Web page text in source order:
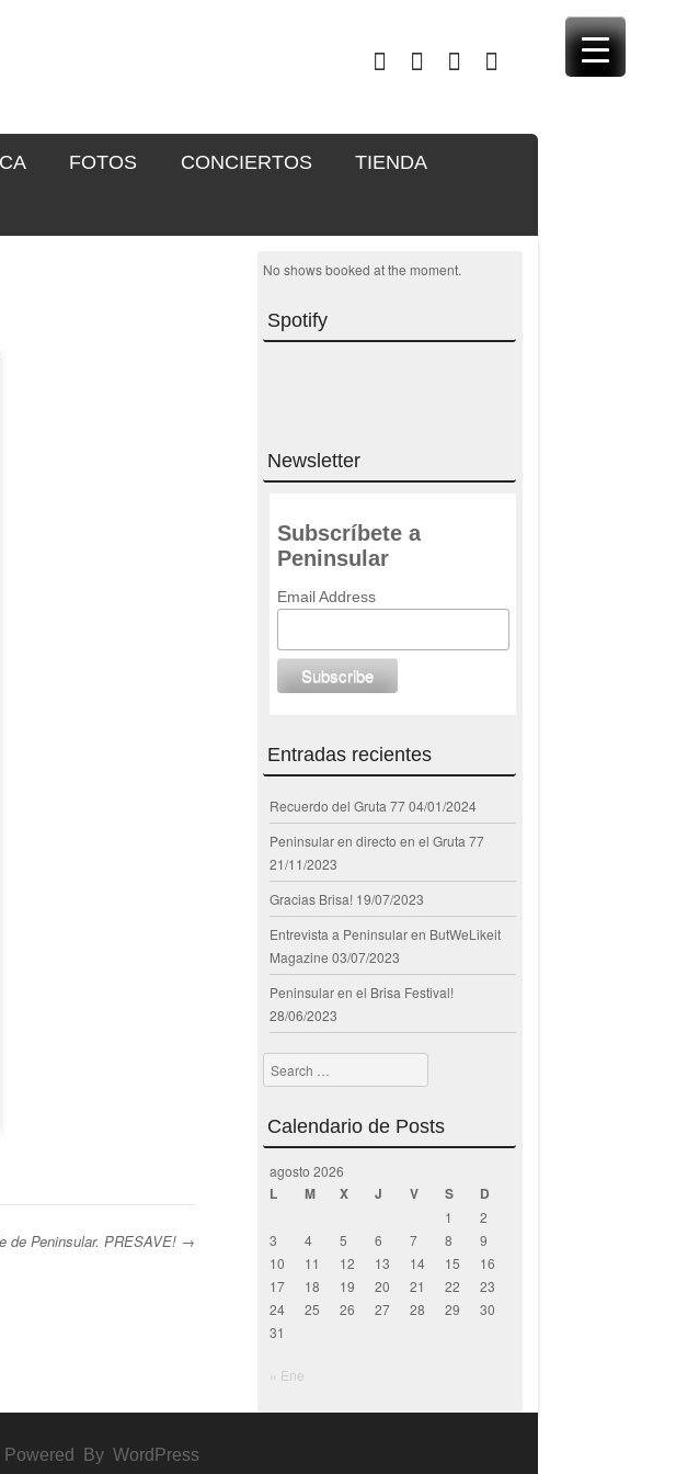
FOTOS CONCIERTOS TIENDA
de Peninsular. PRESAVE! →
No shows booked at the moment.
Spotify
Newsletter
Subscríbete a
Peninsular
Email Address
Entradas recientes
Recuerdo del Gruta 77 04/01/2024
Peninsular en directo en el Gruta 77
21/11/2023
Gracias Brisa! 19/07/2023
Entrevista a Peninsular en ButWeLikeit
Magazine 03/07/2023
Peninsular en el Brisa Festival!
28/06/2023
Search
Calendario de Posts
agosto 2026
L M X J V S D
1
2
3
4 5 6 7 8
9
10
11 12 13 14 15
16
17
18 19 20 21 22
23
24
25 26 27 28 29
30
31
« Ene
Powered By WordPress